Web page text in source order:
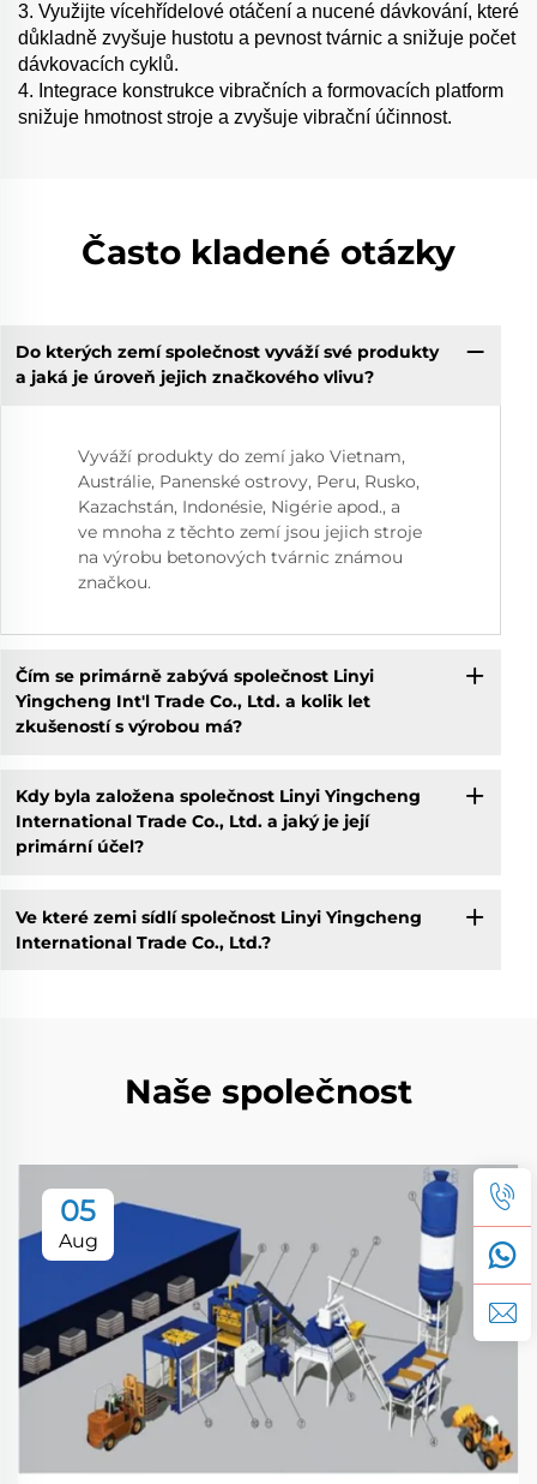
3. Využijte vícehřídelové otáčení a nucené dávkování, které
důkladně zvyšuje hustotu a pevnost tvárnic a snižuje počet
dávkovacích cyklů.
4. Integrace konstrukce vibračních a formovacích platform
snižuje hmotnost stroje a zvyšuje vibrační účinnost.
Často kladené otázky
Do kterých zemí společnost vyváží své produkty
a jaká je úroveň jejich značkového vlivu?
Vyváží produkty do zemí jako Vietnam,
Austrálie, Panenské ostrovy, Peru, Rusko,
Kazachstán, Indonésie, Nigérie apod., a
ve mnoha z těchto zemí jsou jejich stroje
na výrobu betonových tvárnic známou
značkou.
Čím se primárně zabývá společnost Linyi
Yingcheng Int'l Trade Co., Ltd. a kolik let
zkušeností s výrobou má?
Kdy byla založena společnost Linyi Yingcheng
International Trade Co., Ltd. a jaký je její
primární účel?
Ve které zemi sídlí společnost Linyi Yingcheng
International Trade Co., Ltd.?
Naše společnost
05
Aug